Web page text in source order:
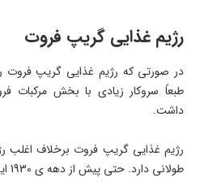
رژیم غذایی گریپ فروت
در صورتی که رژیم غذایی گریپ فروت
طبعاً سروکار زیادی با بخش مرکبات
داشت.
رژیم غذایی گریپ فروت برخلاف اغلب
طولانی دارد. حتی پیش از دهه ­ی 1930 این رژیم غذایی را بکار می­ بستند.